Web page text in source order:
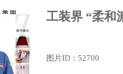
工装界 “柔和
图片ID：52700